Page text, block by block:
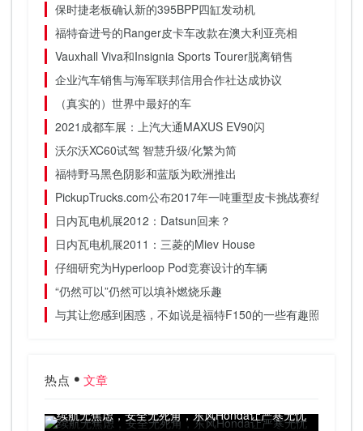
保时捷老板确认新的395BPP四缸发动机
福特奋进号的Ranger皮卡车改款在澳大利亚亮相
Vauxhall Viva和Insignia Sports Tourer脱离销售
企业汽车销售与海军联邦信用合作社达成协议
（真实的）世界中最好的车
2021成都车展：上汽大通MAXUS EV90闪
沃尔沃XC60试驾 智慧升级/化繁为简
福特野马黑色阴影和蓝版为欧洲推出
PickupTrucks.com公布2017年一吨重型皮卡挑战赛结果
日内瓦电机展2012：Datsun回来？
日内瓦电机展2011：三菱的Miev House
仔细研究为Hyperloop Pod竞赛设计的车辆
“仍然可以”仍然可以填补燃烧乐趣
与其让您感到困惑，不如说是福特F150的一些有趣照明选择
热点 文章
续航无焦虑，安全无死角，东风Honda让严寒无忧